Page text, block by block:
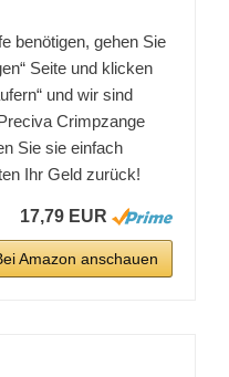
benötigen, gehen Sie
Seite und klicken
und wir sind
Crimpzange
Sie sie einfach
Ihr Geld zurück!
17,79 EUR
Amazon anschauen